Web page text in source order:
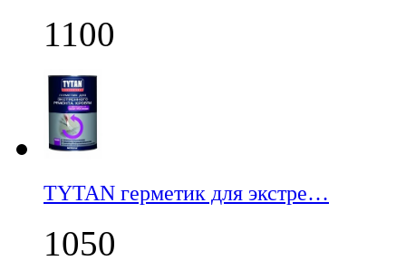
1100
TYTAN герметик для экстре…
1050